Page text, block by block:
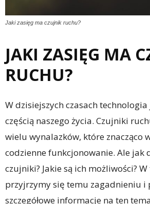
Jaki zasięg ma czujnik ruchu?
JAKI ZASIĘG MA
RUCHU?
W dzisiejszych czasach technologia
częścią naszego życia. Czujniki
wielu wynalazków, które znacząco
codzienne funkcjonowanie. Ale jak
czujniki? Jakie są ich możliwości?
przyjrzymy się temu zagadnieniu i
szczegółowe informacje na ten